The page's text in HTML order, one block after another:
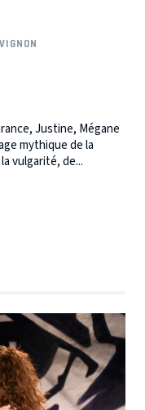
Justine, Mégane
mythique de la
vulgarité, de...